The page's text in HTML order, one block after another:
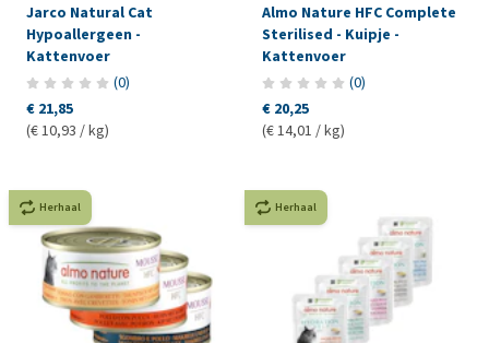
Jarco Natural Cat
Hypoallergeen -
Kattenvoer
(0)
€ 21,85
(€ 10,93 / kg)
Almo Nature HFC Complete
Sterilised - Kuipje -
Kattenvoer
(0)
€ 20,25
(€ 14,01 / kg)
Herhaal Herhaal